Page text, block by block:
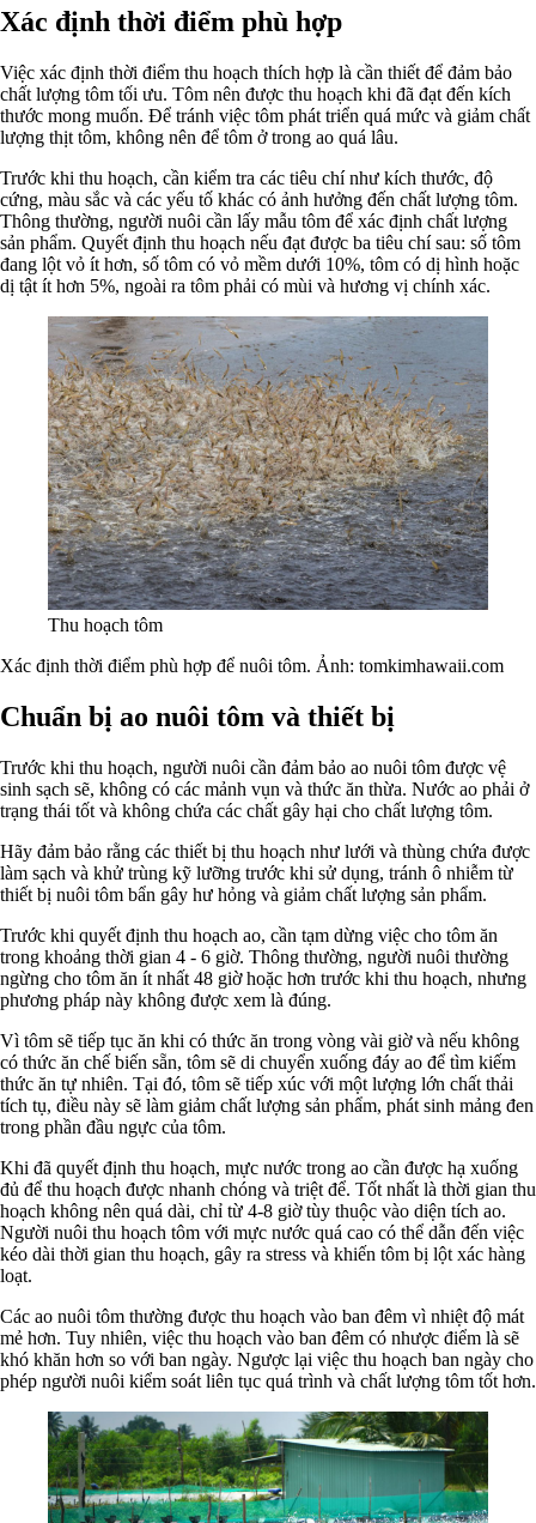
Xác định thời điểm phù hợp
Việc xác định thời điểm thu hoạch thích hợp là cần thiết để đảm bảo
chất lượng tôm tối ưu. Tôm nên được thu hoạch khi đã đạt đến kích
thước mong muốn. Để tránh việc tôm phát triển quá mức và giảm chất
lượng thịt tôm, không nên để tôm ở trong ao quá lâu.
Trước khi thu hoạch, cần kiểm tra các tiêu chí như kích thước, độ
cứng, màu sắc và các yếu tố khác có ảnh hưởng đến chất lượng tôm.
Thông thường, người nuôi cần lấy mẫu tôm để xác định chất lượng
sản phẩm. Quyết định thu hoạch nếu đạt được ba tiêu chí sau: số tôm
đang lột vỏ ít hơn, số tôm có vỏ mềm dưới 10%, tôm có dị hình hoặc
dị tật ít hơn 5%, ngoài ra tôm phải có mùi và hương vị chính xác.
Thu hoạch tôm
Xác định thời điểm phù hợp để nuôi tôm. Ảnh: tomkimhawaii.com
Chuẩn bị ao nuôi tôm và thiết bị
Trước khi thu hoạch, người nuôi cần đảm bảo ao nuôi tôm được vệ
sinh sạch sẽ, không có các mảnh vụn và thức ăn thừa. Nước ao phải ở
trạng thái tốt và không chứa các chất gây hại cho chất lượng tôm.
Hãy đảm bảo rằng các thiết bị thu hoạch như lưới và thùng chứa được
làm sạch và khử trùng kỹ lưỡng trước khi sử dụng, tránh ô nhiễm từ
thiết bị nuôi tôm bẩn gây hư hỏng và giảm chất lượng sản phẩm.
Trước khi quyết định thu hoạch ao, cần tạm dừng việc cho tôm ăn
trong khoảng thời gian 4 - 6 giờ. Thông thường, người nuôi thường
ngừng cho tôm ăn ít nhất 48 giờ hoặc hơn trước khi thu hoạch, nhưng
phương pháp này không được xem là đúng.
Vì tôm sẽ tiếp tục ăn khi có thức ăn trong vòng vài giờ và nếu không
có thức ăn chế biến sẵn, tôm sẽ di chuyển xuống đáy ao để tìm kiếm
thức ăn tự nhiên. Tại đó, tôm sẽ tiếp xúc với một lượng lớn chất thải
tích tụ, điều này sẽ làm giảm chất lượng sản phẩm, phát sinh mảng đen
trong phần đầu ngực của tôm.
Khi đã quyết định thu hoạch, mực nước trong ao cần được hạ xuống
đủ để thu hoạch được nhanh chóng và triệt để. Tốt nhất là thời gian thu
hoạch không nên quá dài, chỉ từ 4-8 giờ tùy thuộc vào diện tích ao.
Người nuôi thu hoạch tôm với mực nước quá cao có thể dẫn đến việc
kéo dài thời gian thu hoạch, gây ra stress và khiến tôm bị lột xác hàng
loạt.
Các ao nuôi tôm thường được thu hoạch vào ban đêm vì nhiệt độ mát
mẻ hơn. Tuy nhiên, việc thu hoạch vào ban đêm có nhược điểm là sẽ
khó khăn hơn so với ban ngày. Ngược lại việc thu hoạch ban ngày cho
phép người nuôi kiểm soát liên tục quá trình và chất lượng tôm tốt hơn.